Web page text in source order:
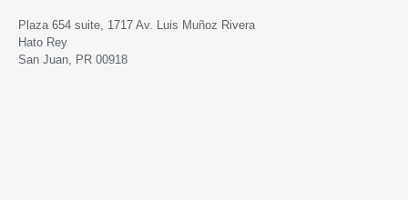
Plaza 654 suite, 1717 Av. Luis Muñoz Rivera
Hato Rey
San Juan, PR 00918